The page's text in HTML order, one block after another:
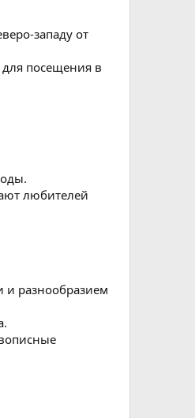
западу от
посещения в
любителей
и разнообразием